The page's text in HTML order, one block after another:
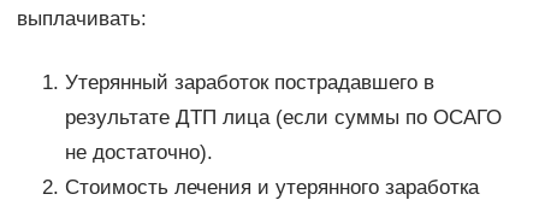
выплачивать:
Утерянный заработок пострадавшего в
результате ДТП лица (если суммы по ОСАГО
не достаточно).
Стоимость лечения и утерянного заработка